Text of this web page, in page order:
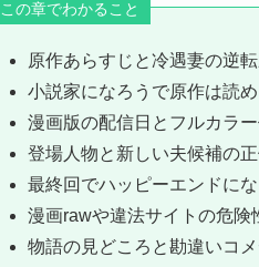
この章でわかること
原作あらすじと冷遇妻の逆転
小説家になろうで原作は読め
漫画版の配信日とフルカラ
登場人物と新しい夫候補の
最終回でハッピーエンドにな
漫画rawや違法サイトの危険
物語の見どころと勘違いコメ